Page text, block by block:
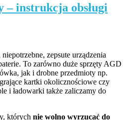
– instrukcja obsługi
zepsute urządzenia
To zarówno duże sprzęty AGD
jak i drobne przedmioty np.
kartki okolicznościowe czy
i ładowarki także zaliczamy do
których nie wolno wyrzucać do